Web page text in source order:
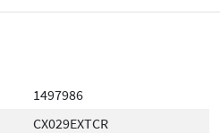
1497986
CX029EXTCR